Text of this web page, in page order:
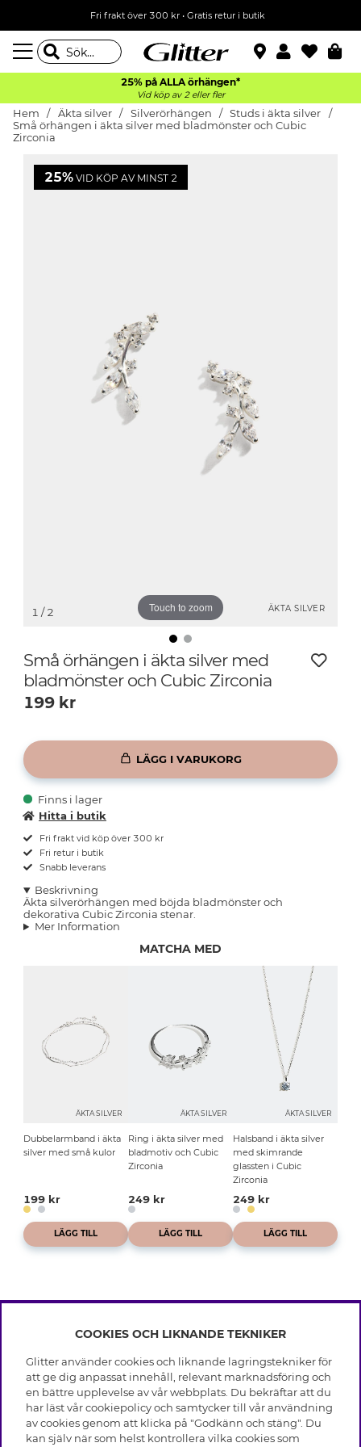
Fri frakt över 300 kr• Gratis retur i butik
25% på ALLA örhängen*
Vid köp av 2 eller fler
Hem Äkta silver Silverörhängen
Studs i äkta silver
Små örhängen i äkta silver med bladmönster och Cubic
Zirconia
25% VID KÖP AV MINST 2
ÄKTA SILVER
Touch to zoom
1 / 2
Små örhängen i äkta silver med
bladmönster och Cubic Zirconia
199 kr
LÄGG I VARUKORG
Finns i lager
Hitta i butik
Fri frakt vid köp över 300 kr
Fri retur i butik
Snabb leverans
Beskrivning
Äkta silverörhängen med böjda bladmönster och
dekorativa Cubic Zirconia stenar.
Mer Information
MATCHA MED
ÄKTA SILVER
Dubbelarmband i äkta
silver med små kulor
199 kr
LÄGG TILL
ÄKTA SILVER
Ring i äkta silver med
bladmotiv och Cubic
Zirconia
249 kr
LÄGG TILL
ÄKTA SILVER
Halsband i äkta silver
med skimrande
glassten i Cubic
Zirconia
249 kr
LÄGG TILL
INFO
Leverans
Villkor
Integritetspolicy
Cookies
Medlemsvillkor
OM GLITTER
Black Friday
Våra butiker
HJÄLP
COOKIES OCH LIKNANDE TEKNIKER
Glitter använder cookies och liknande lagringstekniker för
att ge dig anpassat innehåll, relevant marknadsföring och
en bättre upplevelse av vår webbplats. Du bekräftar att du
har läst vår cookiepolicy och samtycker till vår användning
av cookies genom att klicka på "Godkänn och stäng". Du
kan själv när som helst kontrollera vilka cookies som